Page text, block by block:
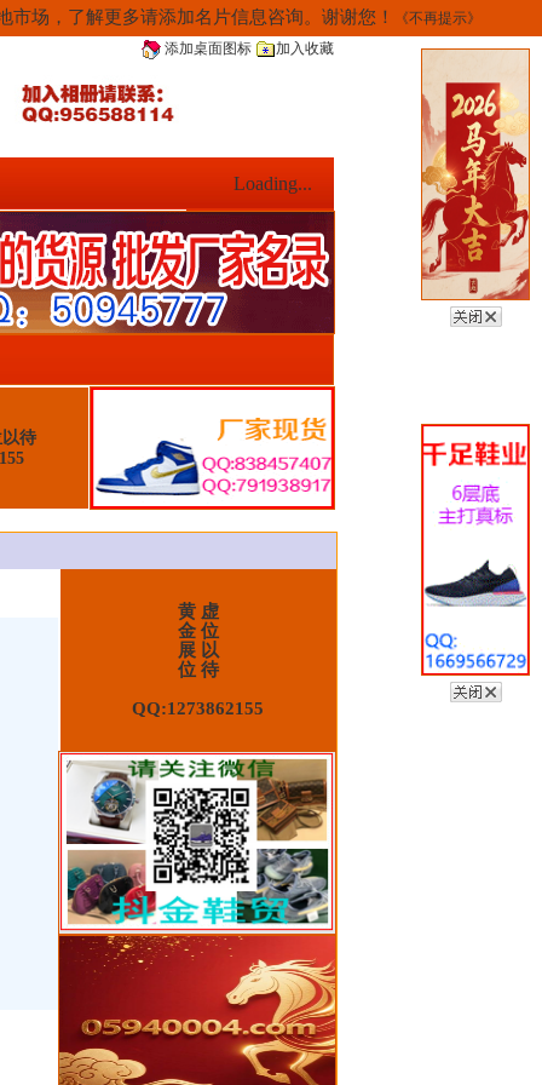
场，了解更多请添加名片信息咨询。谢谢您！
《不再提示》
添加桌面图标
加入收藏
Loading...
待
黄 虚
金 位
展 以
位 待
QQ:1273862155